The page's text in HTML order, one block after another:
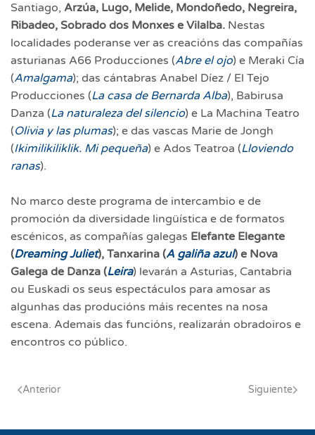
Santiago, Arzúa, Lugo, Melide, Mondoñedo, Negreira,
Ribadeo, Sobrado dos Monxes e Vilalba. Nestas
localidades poderanse ver as creacións das compañías
asturianas A66 Producciones (Abre el ojo) e Meraki Cía
(Amalgama); das cántabras Anabel Díez / El Tejo
Producciones (La casa de Bernarda Alba), Babirusa
Danza (La naturaleza del silencio) e La Machina Teatro
(Olivia y las plumas); e das vascas Marie de Jongh
(Ikimilikiliklik. Mi pequeña) e Ados Teatroa (Lloviendo
ranas).
No marco deste programa de intercambio e de
promoción da diversidade lingüística e de formatos
escénicos, as compañías galegas Elefante Elegante
(Dreaming Juliet), Tanxarina (A galiña azul) e Nova
Galega de Danza (Leira) levarán a Asturias, Cantabria
ou Euskadi os seus espectáculos para amosar as
algunhas das producións máis recentes na nosa
escena. Ademais das funcións, realizarán obradoiros e
encontros co público.
Anterior Siguiente